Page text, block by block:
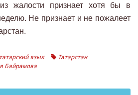
из жалости признает хотя бы в
Не признает и не пожалеет
татарский язык
Татарстан
Байрамова